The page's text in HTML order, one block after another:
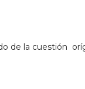
de la cuestión 